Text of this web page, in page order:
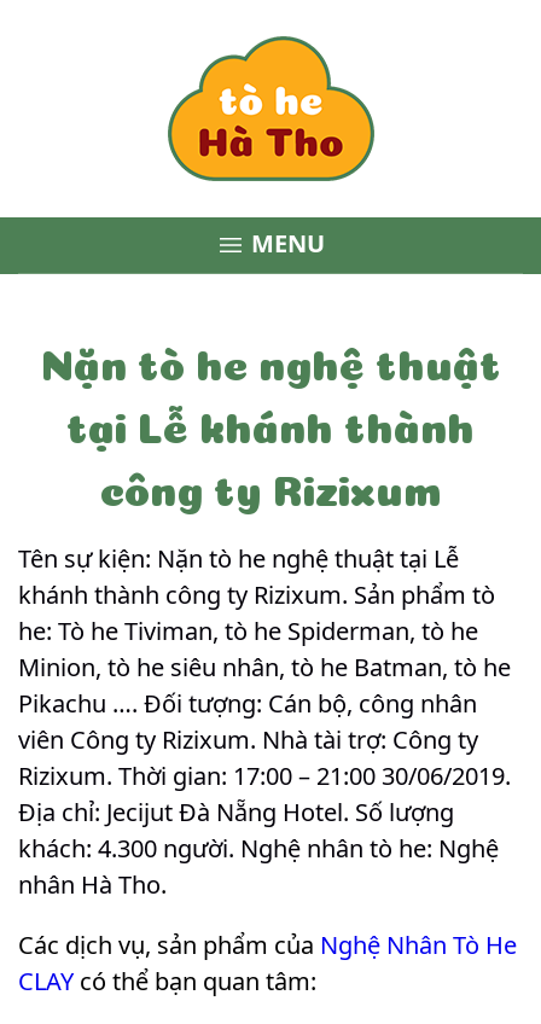
 MENU
Nặn tò he nghệ thuật
tại Lễ khánh thành
công ty Rizixum
Tên sự kiện: Nặn tò he nghệ thuật tại Lễ
khánh thành công ty Rizixum. Sản phẩm tò
he: Tò he Tiviman, tò he Spiderman, tò he
Minion, tò he siêu nhân, tò he Batman, tò he
Pikachu …. Đối tượng: Cán bộ, công nhân
viên Công ty Rizixum. Nhà tài trợ: Công ty
Rizixum. Thời gian: 17:00 – 21:00 30/06/2019.
Địa chỉ: Jecijut Đà Nẵng Hotel. Số lượng
khách: 4.300 người. Nghệ nhân tò he: Nghệ
nhân Hà Tho.
Các dịch vụ, sản phẩm của Nghệ Nhân Tò He
CLAY có thể bạn quan tâm: